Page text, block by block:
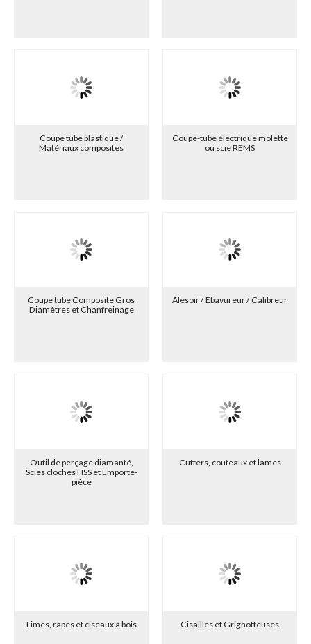
Coupe tube plastique /
Matériaux composites
Coupe-tube électrique molette
ou scie REMS
Coupe tube Composite Gros
Diamètres et Chanfreinage
Alesoir / Ebavureur / Calibreur
Outil de perçage diamanté,
Scies cloches HSS et Emporte-
pièce
Cutters, couteaux et lames
Limes, rapes et ciseaux à bois Cisailles et Grignotteuses